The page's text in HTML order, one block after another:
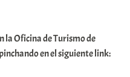
la Oficina de Turismo de
en el siguiente link: